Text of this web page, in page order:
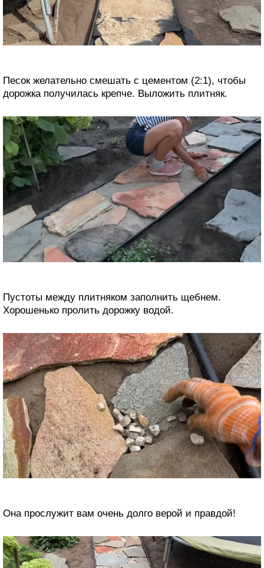
Песок желательно смешать с цементом (2:1), чтобы
дорожка получилась крепче. Выложить плитняк.
Пустоты между плитняком заполнить щебнем.
Хорошенько пролить дорожку водой.
Она прослужит вам очень долго верой и правдой!